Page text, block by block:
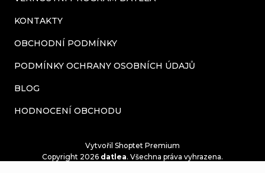
KONTAKTY
OBCHODNÍ PODMÍNKY
PODMÍNKY OCHRANY OSOBNÍCH ÚDAJŮ
BLOG
HODNOCENÍ OBCHODU
Vytvořil Shoptet Premium
Copyright 2026 datlea. Všechna práva vyhrazena.